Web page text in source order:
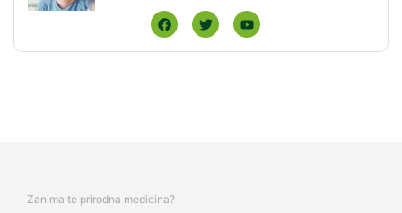
Zanima te prirodna medicina?